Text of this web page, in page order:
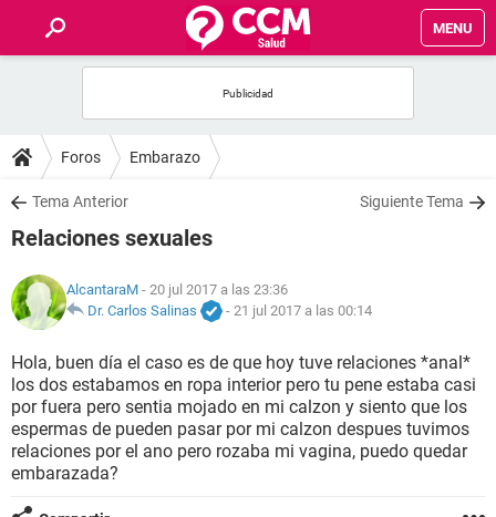
MENU
FOROS
SALUD
NUTRICIÓN
BIENESTAR
SEXUALIDAD
GLOSARIO
Foros Embarazo
Tema Anterior Siguiente Tema
Relaciones sexuales
AlcantaraM - 20 jul 2017 a las 23:36
Dr. Carlos Salinas
- 21 jul 2017 a las 00:14
Hola, buen día el caso es de que hoy tuve relaciones *anal*
los dos estabamos en ropa interior pero tu pene estaba casi
por fuera pero sentia mojado en mi calzon y siento que los
espermas de pueden pasar por mi calzon despues tuvimos
relaciones por el ano pero rozaba mi vagina, puedo quedar
embarazada?